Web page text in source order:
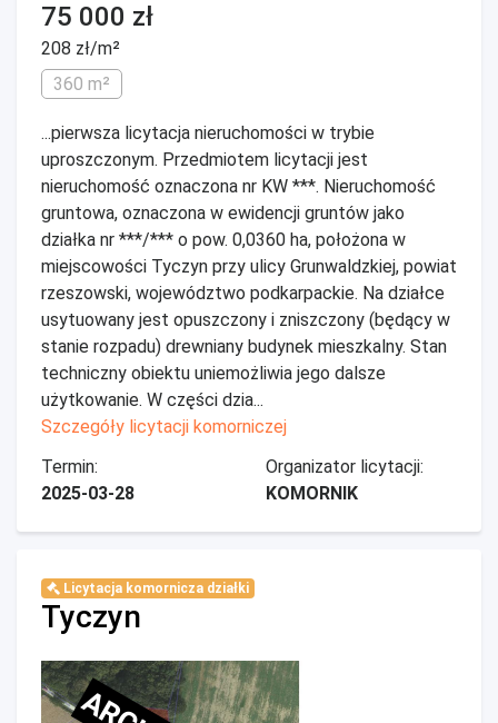
75 000 zł
208 zł/m²
360 m²
...pierwsza licytacja nieruchomości w trybie
uproszczonym. Przedmiotem licytacji jest
nieruchomość oznaczona nr KW ***. Nieruchomość
gruntowa, oznaczona w ewidencji gruntów jako
działka nr ***/*** o pow. 0,0360 ha, położona w
miejscowości Tyczyn przy ulicy Grunwaldzkiej, powiat
rzeszowski, województwo podkarpackie. Na działce
usytuowany jest opuszczony i zniszczony (będący w
stanie rozpadu) drewniany budynek mieszkalny. Stan
techniczny obiektu uniemożliwia jego dalsze
użytkowanie. W części dzia...
Szczegóły licytacji komorniczej
Termin:
2025-03-28
Organizator licytacji:
KOMORNIK
Licytacja komornicza działki
Tyczyn